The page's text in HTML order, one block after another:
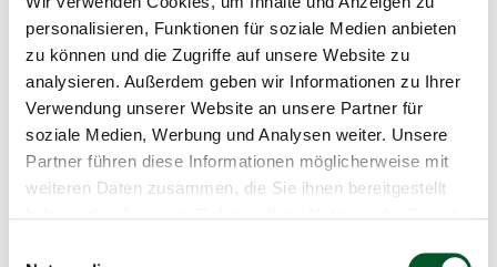
personalisieren, Funktionen für soziale Medien anbieten
zu können und die Zugriffe auf unsere Website zu
analysieren. Außerdem geben wir Informationen zu Ihrer
Verwendung unserer Website an unsere Partner für
soziale Medien, Werbung und Analysen weiter. Unsere
Partner führen diese Informationen möglicherweise mit
weiteren Daten zusammen, die Sie ihnen bereitgestellt
Landwirtschaft in Deutschland stammen aus der
landwirtschaftlichen Nutzung entwässerter Moorböden.
Das Bundesumweltministerium hat am 1. September eine
Nationale Moorschutzstrategie mit den erforderlichen
Maßnahmen auf Bundesebene veröffentlicht, um diese
Treibhausgasemissionen zu reduzieren und zur
Erreichung der Klimaschutzziele der Bundesregierung
beizutragen. Die Pilotvorhaben zum Moorbodenschutz